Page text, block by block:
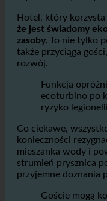
wyróżniać się na
Hotel, który
że jest świadomy
zasoby.
rozwój.
Funkcja
ryzyko
Co ciekawe,
konieczności
mieszanka wody i
przyjemne doznania